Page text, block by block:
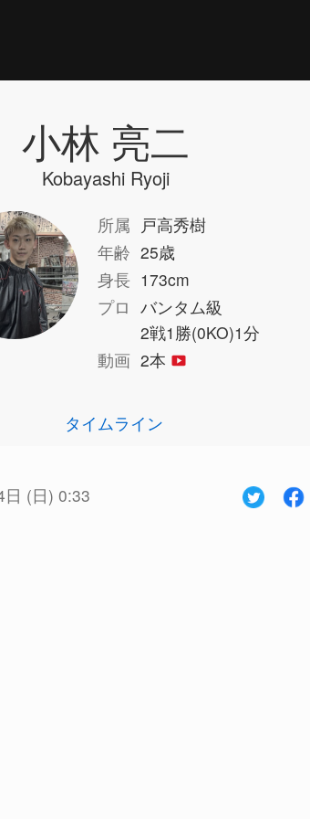
小林 亮二
Kobayashi Ryoji
所属
戸高秀樹
年齢 25歳
身長 173cm
プロ バンタム級
2戦1勝(0KO)1分
動画 2本
タイムライン
(日) 0:33